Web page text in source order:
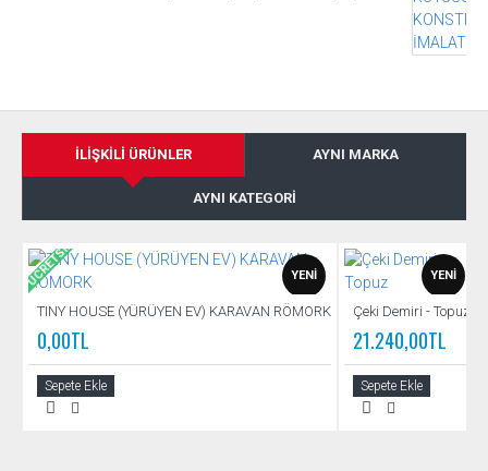
İLIŞKILI ÜRÜNLER AYNI MARKA
AYNI KATEGORI
YENI
ÜCRETSIZ
TINY HOUSE (YÜRÜYEN EV) KARAVAN RÖMORK
0,00TL
Sepete Ekle
YENI
Çeki Demiri - Topuz
21.240,00TL
Sepete Ekle